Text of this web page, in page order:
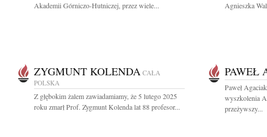
Akademii Górniczo-Hutniczej, przez wiele...
Agnieszka
ZYGMUNT KOLENDA CAŁA
POLSKA
Z głębokim żalem zawiadamiamy, że 5 lutego 2025
roku zmarł Prof. Zygmunt Kolenda lat 88 profesor...
PAWEŁ
Paweł
wyszkolenia
przeżywszy...